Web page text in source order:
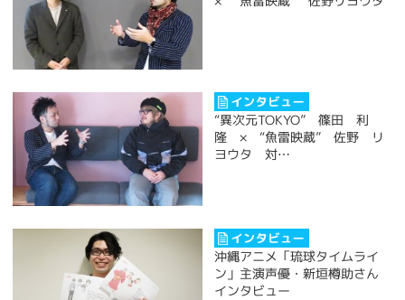
“異次元TOKYO” 篠田 利
隆 × “魚雷映蔵” 佐野 リ
ヨウタ 対…
沖縄アニメ「琉球タイムライ
ン」主演声優・新垣樽助さん
インタビュー